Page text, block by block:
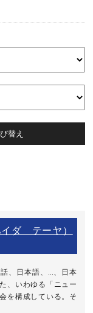
ダ テーヤ）
、日本語、…、日本
、いわゆる「ニュー
を構成している。そ